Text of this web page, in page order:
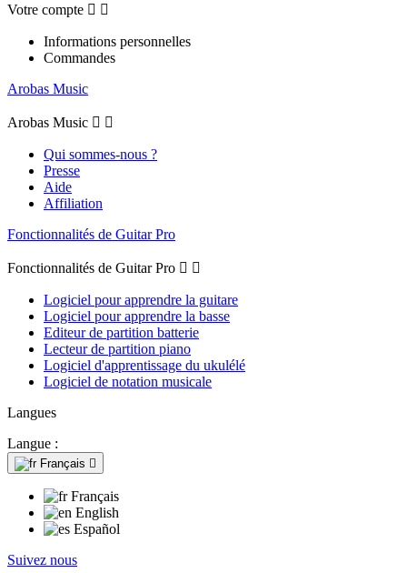
Votre compte  
Informations personnelles
Commandes
Arobas Music
Arobas Music  
Qui sommes-nous ?
Presse
Aide
Affiliation
Fonctionnalités de Guitar Pro
Fonctionnalités de Guitar Pro  
Logiciel pour apprendre la guitare
Logiciel pour apprendre la basse
Editeur de partition batterie
Lecteur de partition piano
Logiciel d'apprentissage du ukulélé
Logiciel de notation musicale
Langues
Langue :
Français 
Français
English
Español
Suivez nous